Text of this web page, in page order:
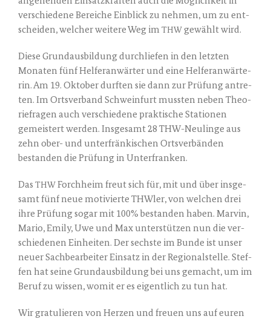
ver­schie­de­ne Berei­che Ein­blick zu neh­men, um zu ent­
schei­den, wel­cher wei­te­re Weg im THW gewählt wird.
Die­se Grund­aus­bil­dung durch­lie­fen in den letz­ten
Mona­ten fünf Hel­fer­an­wär­ter und eine Hel­fer­an­wär­te­
rin. Am 19. Okto­ber durf­ten sie dann zur Prü­fung antre­
ten. Im Orts­ver­band Schwein­furt muss­ten neben Theo­
riefra­gen auch ver­schie­de­ne prak­ti­sche Sta­tio­nen
gemeis­tert wer­den. Ins­ge­samt 28 THW-Neu­lin­ge aus
zehn ober- und unter­frän­ki­schen Orts­ver­bän­den
bestan­den die Prü­fung in Unterfranken.
Das THW Forch­heim freut sich für, mit und über ins­ge­
samt fünf neue moti­vier­te THWler, von wel­chen drei
ihre Prü­fung sogar mit 100% bestan­den haben. Mar­vin,
Mario, Emi­ly, Uwe und Max unter­stüt­zen nun die ver­
schie­de­nen Ein­hei­ten. Der sechs­te im Bun­de ist unser
neu­er Sach­be­ar­bei­ter Ein­satz in der Regio­nal­stel­le. Stef­
fen hat sei­ne Grund­aus­bil­dung bei uns gemacht, um im
Beruf zu wis­sen, womit er es eigent­lich zu tun hat.
Wir gra­tu­lie­ren von Her­zen und freu­en uns auf euren